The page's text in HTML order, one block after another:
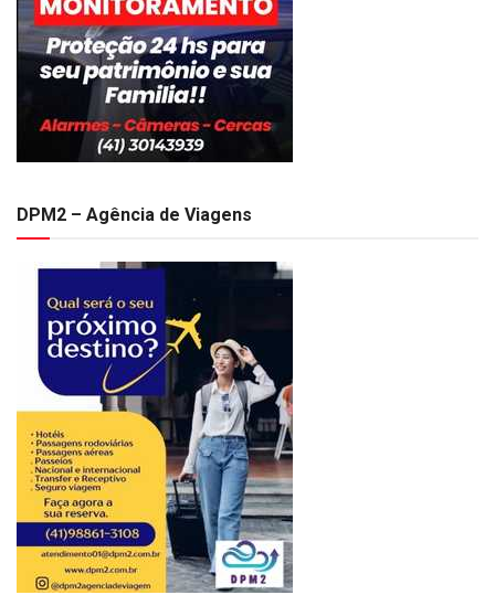
DPM2 – Agência de Viagens